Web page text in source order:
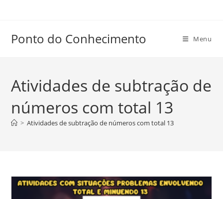
conteúdo
Ponto do Conhecimento Menu
Atividades de subtração de
números com total 13
> Atividades de subtração de números com total 13